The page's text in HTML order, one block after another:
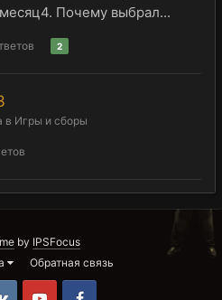
Почему выбрал...
2
в Игры и сборы
by IPSFocus
Обратная связь
VK Youtube